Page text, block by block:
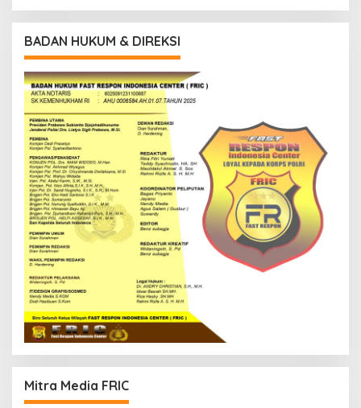
BADAN HUKUM & DIREKSI
Mitra Media FRIC